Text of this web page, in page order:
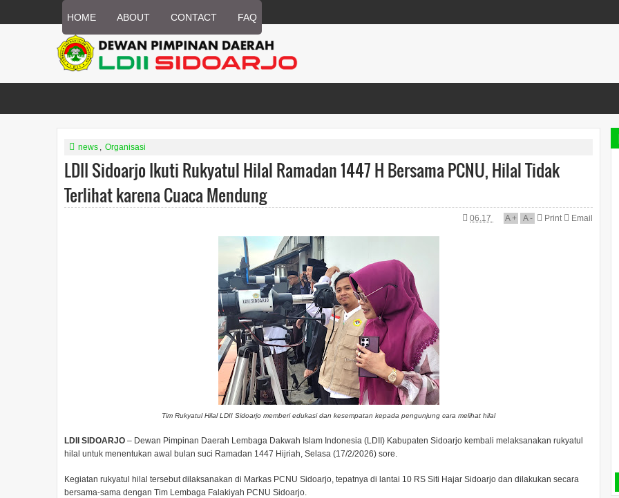
HOME ABOUT CONTACT FAQ
news , Organisasi
LDII Sidoarjo Ikuti Rukyatul Hilal Ramadan 1447 H Bersama PCNU, Hilal Tidak
Terlihat karena Cuaca Mendung
06.17 A+ A- Print Email
Tim Rukyatul Hilal LDII Sidoarjo memberi edukasi dan kesempatan kepada pengunjung cara melihat hilal
LDII SIDOARJO – Dewan Pimpinan Daerah Lembaga Dakwah Islam Indonesia (LDII) Kabupaten Sidoarjo kembali melaksanakan rukyatul
hilal untuk menentukan awal bulan suci Ramadan 1447 Hijriah, Selasa (17/2/2026) sore.
Kegiatan rukyatul hilal tersebut dilaksanakan di Markas PCNU Sidoarjo, tepatnya di lantai 10 RS Siti Hajar Sidoarjo dan dilakukan secara
bersama-sama dengan Tim Lembaga Falakiyah PCNU Sidoarjo.